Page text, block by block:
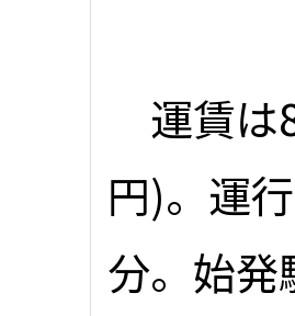
運賃は
円)。運
分。始